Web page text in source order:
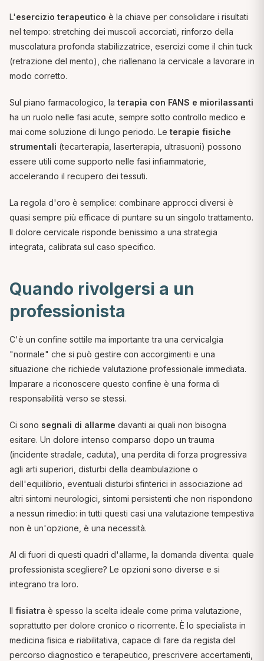
L'esercizio terapeutico è la chiave per consolidare i risultati
nel tempo: stretching dei muscoli accorciati, rinforzo della
muscolatura profonda stabilizzatrice, esercizi come il chin tuck
(retrazione del mento), che riallenano la cervicale a lavorare in
modo corretto.
Sul piano farmacologico, la terapia con FANS e miorilassanti
ha un ruolo nelle fasi acute, sempre sotto controllo medico e
mai come soluzione di lungo periodo. Le terapie fisiche
strumentali (tecarterapia, laserterapia, ultrasuoni) possono
essere utili come supporto nelle fasi infiammatorie,
accelerando il recupero dei tessuti.
La regola d'oro è semplice: combinare approcci diversi è
quasi sempre più efficace di puntare su un singolo trattamento.
Il dolore cervicale risponde benissimo a una strategia
integrata, calibrata sul caso specifico.
Quando rivolgersi a un
professionista
C'è un confine sottile ma importante tra una cervicalgia
"normale" che si può gestire con accorgimenti e una
situazione che richiede valutazione professionale immediata.
Imparare a riconoscere questo confine è una forma di
responsabilità verso se stessi.
Ci sono segnali di allarme davanti ai quali non bisogna
esitare. Un dolore intenso comparso dopo un trauma
(incidente stradale, caduta), una perdita di forza progressiva
agli arti superiori, disturbi della deambulazione o
dell'equilibrio, eventuali disturbi sfinterici in associazione ad
altri sintomi neurologici, sintomi persistenti che non rispondono
a nessun rimedio: in tutti questi casi una valutazione tempestiva
non è un'opzione, è una necessità.
Al di fuori di questi quadri d'allarme, la domanda diventa: quale
professionista scegliere? Le opzioni sono diverse e si
integrano tra loro.
Il fisiatra è spesso la scelta ideale come prima valutazione,
soprattutto per dolore cronico o ricorrente. È lo specialista in
medicina fisica e riabilitativa, capace di fare da regista del
percorso diagnostico e terapeutico, prescrivere accertamenti,